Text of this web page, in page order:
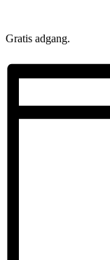
Gratis adgang.